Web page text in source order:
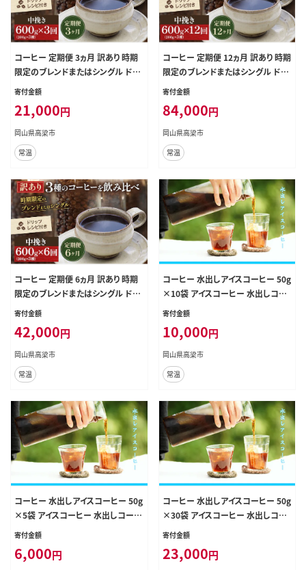
コーヒー 定期便 3ヵ月 訳あり 時期
限定のブレンドまたはシングル ドリ
ップコーヒー 200g×3種 中挽き セ
合わせ 焙煎 深煎り 飲み物 ドリンク
定期 3回
寄付金額
21,000円
岡山県高梁市
常温
コーヒー 定期便 12ヵ月 訳あり 時期
限定のブレンドまたはシングル ドリ
ップコーヒー 200g×3種 中挽き セ
合わせ 焙煎 深煎り 飲み物 ドリンク
定期 12回
寄付金額
84,000円
岡山県高梁市
常温
コーヒー 定期便 6ヵ月 訳あり 時期
限定のブレンドまたはシングル ドリ
ップコーヒー 200g×3種 中挽き セ
合わせ 焙煎 深煎り 飲み物 ドリンク
定期 6回
寄付金額
42,000円
岡山県高梁市
常温
コーヒー 水出しアイスコーヒー 50g
×10袋 アイスコーヒー 水出しコー
ヒー 水出し パック 飲料 飲み物 ドリ
寄付金額
10,000円
岡山県高梁市
常温
コーヒー 水出しアイスコーヒー 50g
×5袋 アイスコーヒー 水出しコーヒ
ー 水出し パック 飲料 飲み物 ドリン
寄付金額
6,000円
コーヒー 水出しアイスコーヒー 50g
×30袋 アイスコーヒー 水出しコー
ヒー 水出し パック 飲料 飲み物 ドリ
寄付金額
23,000円